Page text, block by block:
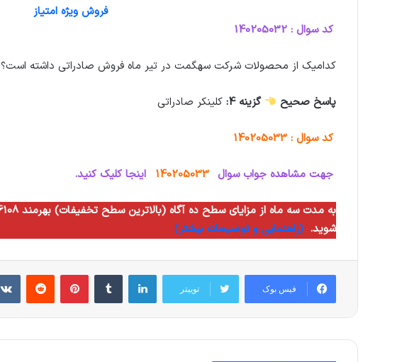
فروش ویژه امتیاز
کد سوال : 140205032
کدامیک از محصولات شرکت سهگمت در تیر ماه فروش صادراتی داشته است؟
پاسخ صحیح گزینه 4: کلينکر صادراتی
کد سوال : 140205033
جهت مشاهده جواب سوال 140205033 اینجا کلیک کنید.
شوید. (راهنمایی و توضیحات بیشتر)
فیس بوک توییتر
لینکدین ‫تامبلر ‫پین‌ترست‫رددیت